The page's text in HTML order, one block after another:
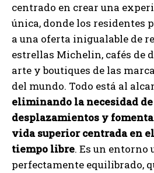
centrado en crear una
única, donde los residentes
a una oferta inigualable de
estrellas Michelin, cafés de
arte y boutiques de las
del mundo. Todo está al
eliminando la necesidad
desplazamientos y
vida superior centrada en
tiempo libre. Es un entorno
perfectamente equilibrado,